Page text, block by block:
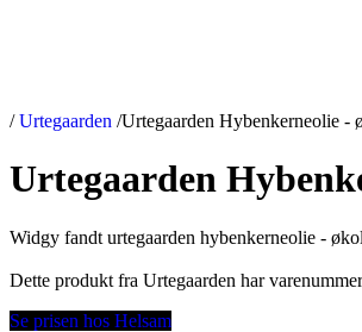
/ Urtegaarden /Urtegaarden Hybenkerneolie -
Urtegaarden
Widgy fandt urtegaarden hybenkerneolie -
Dette produkt fra Urtegaarden har
Se prisen hos Helsam